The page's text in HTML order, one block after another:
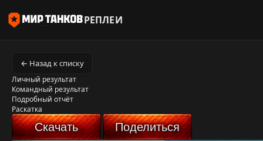
РЕПЛЕИ
← Назад к списку
Личный результат
Командный результат
Подробный отчёт
Раскатка
Скачать Поделиться